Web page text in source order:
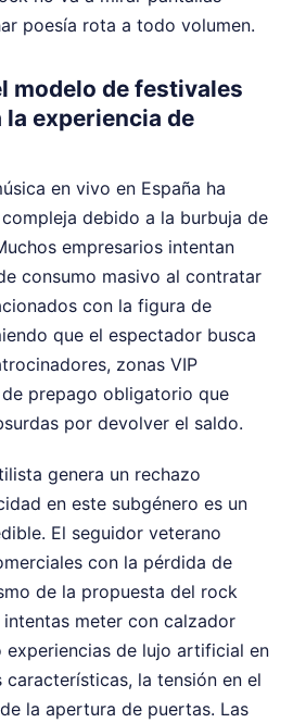
poesía rota a todo volumen.
modelo de festivales
experiencia de
en vivo en España ha
debido a la burbuja de
empresarios intentan
consumo masivo al contratar
con la figura de
que el espectador busca
zonas VIP
prepago obligatorio que
por devolver el saldo.
genera un rechazo
en este subgénero es un
El seguidor veterano
con la pérdida de
de la propuesta del rock
meter con calzador
experiencias de lujo artificial en
la tensión en el
la apertura de puertas. Las